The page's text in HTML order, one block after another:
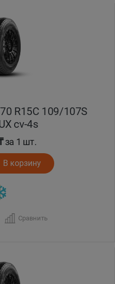
R15C 109/107S
cv-4s
за 1 шт.
В корзину
Сравнить